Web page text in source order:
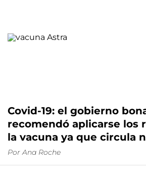
Covid-19: el gobierno
recomendó aplicarse los
la vacuna ya que circula
Por Ana Roche